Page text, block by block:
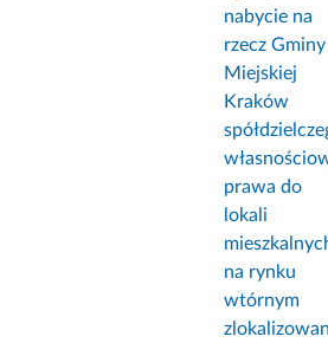
nabycie na
rzecz Gminy
Miejskiej
Kraków
prawa do
lokali
na rynku
wtórnym